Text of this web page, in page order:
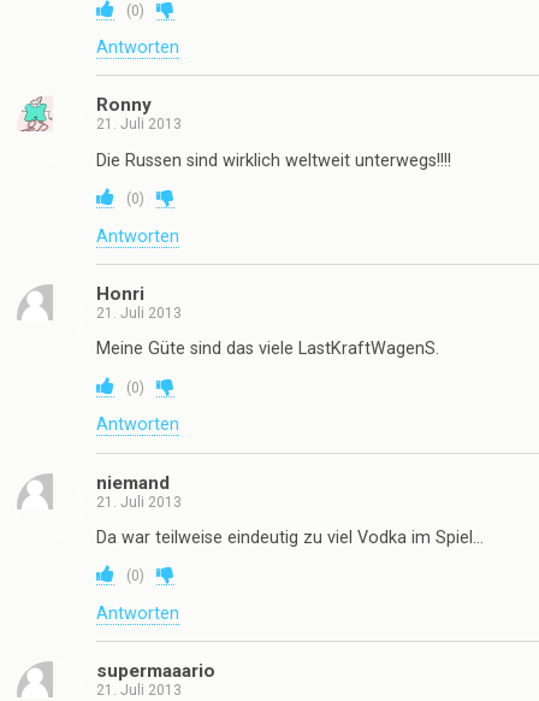
(0)
Antworten
Ronny
21. Juli 2013
Die Russen sind wirklich weltweit unterwegs!!!!
(0)
Antworten
Honri
21. Juli 2013
Meine Güte sind das viele LastKraftWagenS.
(0)
Antworten
niemand
21. Juli 2013
Da war teilweise eindeutig zu viel Vodka im Spiel…
(0)
Antworten
supermaaario
21. Juli 2013